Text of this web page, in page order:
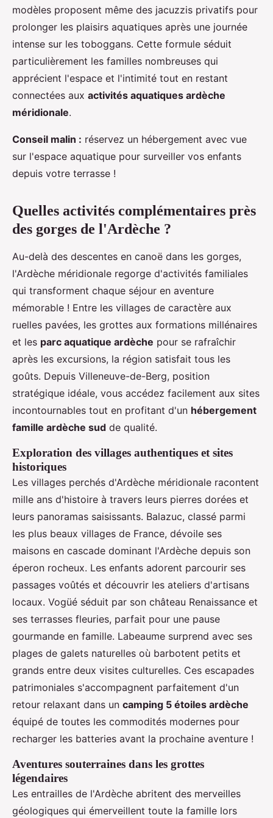
modèles proposent même des jacuzzis privatifs pour
prolonger les plaisirs aquatiques après une journée
intense sur les toboggans. Cette formule séduit
particulièrement les familles nombreuses qui
apprécient l'espace et l'intimité tout en restant
connectées aux activités aquatiques ardèche
méridionale.
Conseil malin : réservez un hébergement avec vue
sur l'espace aquatique pour surveiller vos enfants
depuis votre terrasse !
Quelles activités complémentaires près
des gorges de l'Ardèche ?
Au-delà des descentes en canoë dans les gorges,
l'Ardèche méridionale regorge d'activités familiales
qui transforment chaque séjour en aventure
mémorable ! Entre les villages de caractère aux
ruelles pavées, les grottes aux formations millénaires
et les parc aquatique ardèche pour se rafraîchir
après les excursions, la région satisfait tous les
goûts. Depuis Villeneuve-de-Berg, position
stratégique idéale, vous accédez facilement aux sites
incontournables tout en profitant d'un hébergement
famille ardèche sud de qualité.
Exploration des villages authentiques et sites
historiques
Les villages perchés d'Ardèche méridionale racontent
mille ans d'histoire à travers leurs pierres dorées et
leurs panoramas saisissants. Balazuc, classé parmi
les plus beaux villages de France, dévoile ses
maisons en cascade dominant l'Ardèche depuis son
éperon rocheux. Les enfants adorent parcourir ses
passages voûtés et découvrir les ateliers d'artisans
locaux. Vogüé séduit par son château Renaissance et
ses terrasses fleuries, parfait pour une pause
gourmande en famille. Labeaume surprend avec ses
plages de galets naturelles où barbotent petits et
grands entre deux visites culturelles. Ces escapades
patrimoniales s'accompagnent parfaitement d'un
retour relaxant dans un camping 5 étoiles ardèche
équipé de toutes les commodités modernes pour
recharger les batteries avant la prochaine aventure !
Aventures souterraines dans les grottes
légendaires
Les entrailles de l'Ardèche abritent des merveilles
géologiques qui émerveillent toute la famille lors